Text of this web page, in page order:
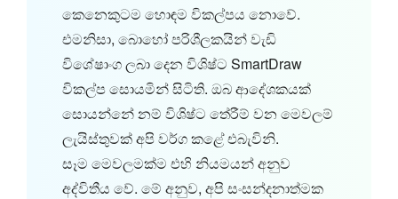
කෙනෙකුටම හොඳම විකල්පය නොවේ.
එමනිසා, බොහෝ පරිශීලකයින් වැඩි
විශේෂාංග ලබා දෙන විශිෂ්ට SmartDraw
විකල්ප සොයමින් සිටිති. ඔබ ආදේශකයක්
සොයන්නේ නම් විශිෂ්ට තේරීම් වන මෙවලම්
ලැයිස්තුවක් අපි වර්ග කළේ එබැවිනි.
සෑම මෙවලමක්ම එහි නියමයන් අනුව
අද්විතීය වේ. මේ අනුව, අපි සංසන්දනාත්මක